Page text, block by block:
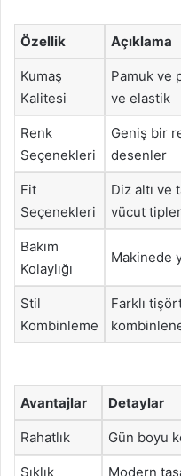
Özellik Açıklama
Kumaş
Kalitesi
Pamuk ve
ve elastik
Renk
Seçenekleri
Geniş bir
desenler
Fit
Seçenekleri
Diz altı ve
vücut
Bakım
Kolaylığı
Makinede
Stil
Kombinleme
Farklı
Avantajlar Detaylar
Rahatlık Gün boyu
Şıklık Modern